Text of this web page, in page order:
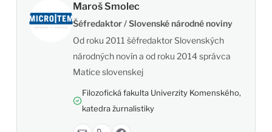
Maroš Smolec
Šéfredaktor / Slovenské národné noviny
Od roku 2011 šéfredaktor Slovenských
národných novín a od roku 2014 správca
Matice slovenskej
Filozofická fakulta Univerzity Komenského,
katedra žurnalistiky